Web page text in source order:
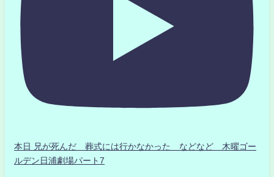
本日 兄が死んだ 葬式には行かなかった などなど 木曜ゴー
ルデン日浦劇場パート7